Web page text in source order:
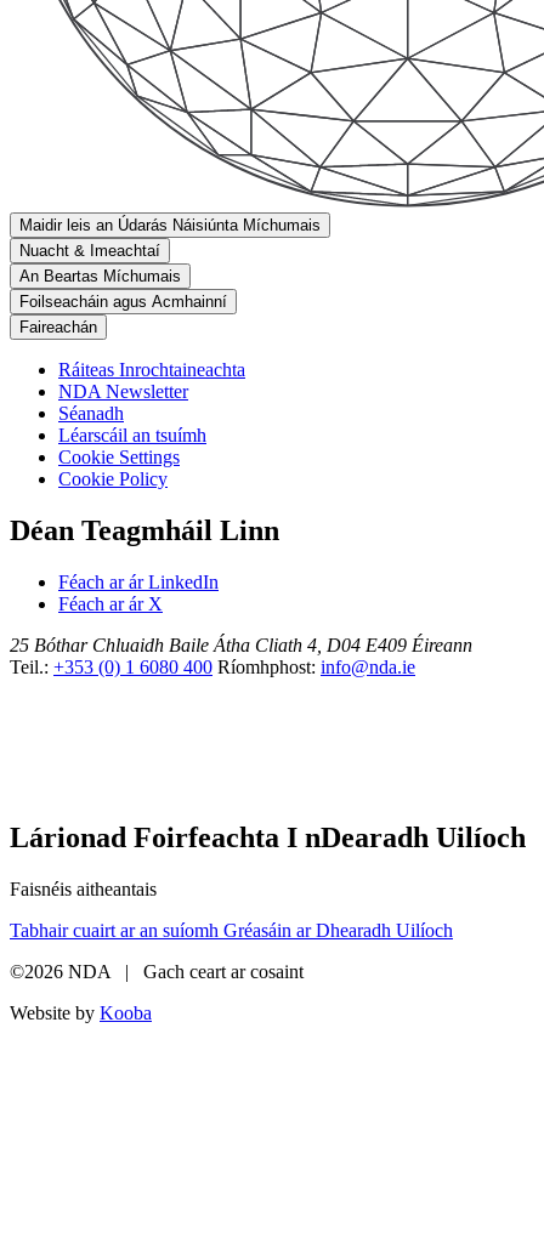
Maidir leis an Údarás Náisiúnta Míchumais
Nuacht & Imeachtaí
An Beartas Míchumais
Foilseacháin agus Acmhainní
Faireachán
Ráiteas Inrochtaineachta
NDA Newsletter
Séanadh
Léarscáil an tsuímh
Cookie Settings
Cookie Policy
Déan Teagmháil Linn
Féach ar ár LinkedIn
Féach ar ár X
25 Bóthar Chluaidh Baile Átha Cliath 4, D04 E409 Éireann
Teil.: +353 (0) 1 6080 400 Ríomhphost: info@nda.ie
Lárionad Foirfeachta I nDearadh Uilíoch
Faisnéis aitheantais
Tabhair cuairt ar an suíomh Gréasáin ar Dhearadh Uilíoch
©2026 NDA | Gach ceart ar cosaint
Website by Kooba